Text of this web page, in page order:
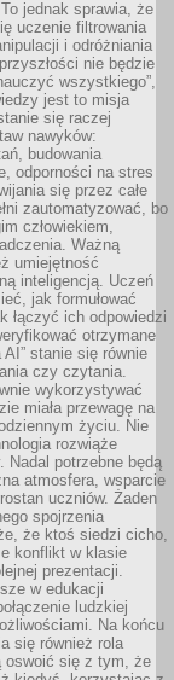
jednak sprawia, że
uczenie filtrowania
i odróżniania
nie będzie
wszystkiego”,
jest to misja
się raczej
nawyków:
budowania
odporności na stres
się przez całe
zautomatyzować, bo
człowiekiem,
Ważną
umiejętność
inteligencją. Uczeń
jak formułować
łączyć ich odpowiedzi
otrzymane
stanie się równie
czy czytania.
wykorzystywać
miała przewagę na
życiu. Nie
rozwiąże
Nadal potrzebne będą
atmosfera, wsparcie
uczniów. Żaden
spojrzenia
że ktoś siedzi cicho,
konflikt w klasie
prezentacji.
w edukacji
ludzkiej
Na końcu
się również rola
oswoić się z tym, że